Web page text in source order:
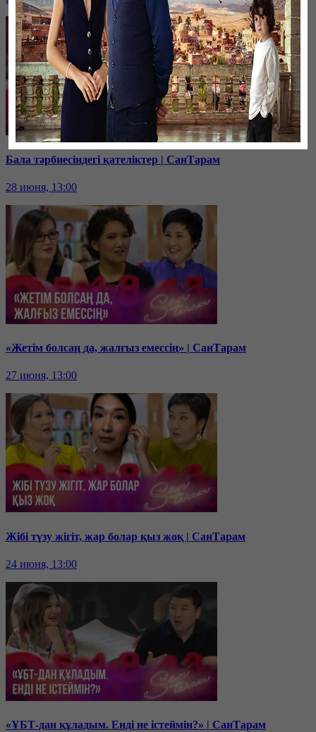
Бала тәрбиесіндегі қателіктер | СанТарам
28 июня, 13:00
«Жетім болсаң да, жалғыз емессің» | СанТарам
27 июня, 13:00
Жібі түзу жігіт, жар болар қыз жоқ | СанТарам
24 июня, 13:00
«ҰБТ-дан құладым. Енді не істеймін?» | СанТарам